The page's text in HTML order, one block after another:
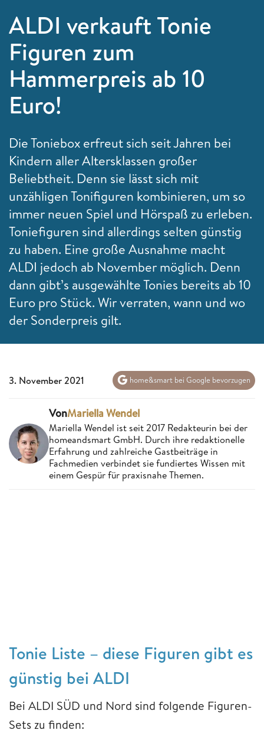
ALDI verkauft Tonie
Figuren zum
Hammerpreis ab 10
Euro!
Die Toniebox erfreut sich seit Jahren bei
Kindern aller Altersklassen großer
Beliebtheit. Denn sie lässt sich mit
unzähligen Tonifiguren kombinieren, um so
immer neuen Spiel und Hörspaß zu erleben.
Toniefiguren sind allerdings selten günstig
zu haben. Eine große Ausnahme macht
ALDI jedoch ab November möglich. Denn
dann gibt’s ausgewählte Tonies bereits ab 10
Euro pro Stück. Wir verraten, wann und wo
der Sonderpreis gilt.
3. November 2021 home&smart bei Google bevorzugen
VonMariella Wendel
Mariella Wendel ist seit 2017 Redakteurin bei der
homeandsmart GmbH. Durch ihre redaktionelle
Erfahrung und zahlreiche Gastbeiträge in
Fachmedien verbindet sie fundiertes Wissen mit
einem Gespür für praxisnahe Themen.
Tonie Liste – diese Figuren gibt es
günstig bei ALDI
Bei ALDI SÜD und Nord sind folgende Figuren-
Sets zu finden: